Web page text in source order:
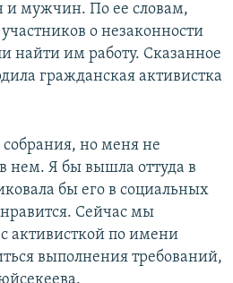
мужчин. По ее словам,
о незаконности
найти им работу. Сказанное
гражданская активистка
но меня не
нем. Я бы вышла оттуда в
бы его в социальных
Сейчас мы
активисткой по имени
выполнения требований,